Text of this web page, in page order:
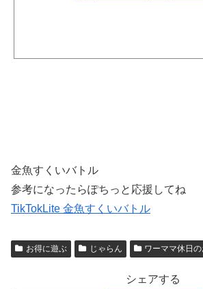
金魚すくいバトル
参考になったらぽちっと応援してね
TikTokLite 金魚すくいバトル
お得に遊ぶ じゃらん ワーママ休日
シェアする